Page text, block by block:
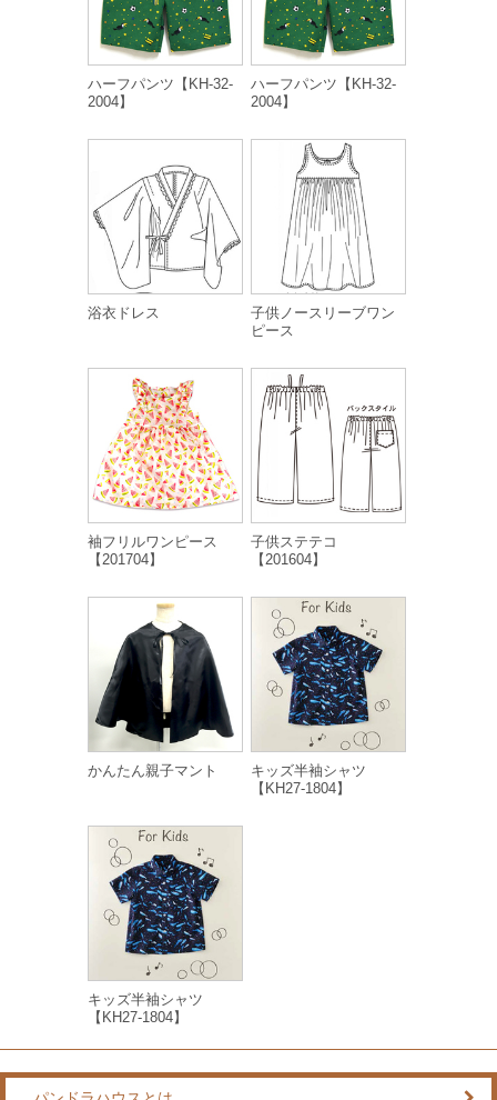
ハーフパンツ【KH-32-
2004】
ハーフパンツ【KH-32-
2004】
浴衣ドレス
子供ノースリーブワン
ピース
袖フリルワンピース
【201704】
子供ステテコ
【201604】
かんたん親子マント
キッズ半袖シャツ
【KH27-1804】
キッズ半袖シャツ
【KH27-1804】